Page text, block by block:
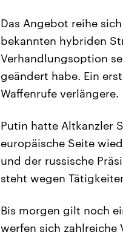
Das Angebot reihe
bekannten hybriden
Verhandlungsoption
geändert habe. Ein
Waffenrufe verlängere.
Putin hatte Altkanzler
europäische Seite
und der russische
steht wegen
Bis morgen gilt noch
werfen sich zahlreiche